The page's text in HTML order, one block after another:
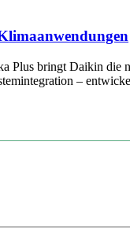
bringt Daikin
–